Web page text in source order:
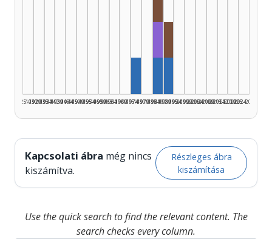
1925–1929
1930–1934
1935–1939
1940–1944
1945–1949
1950–1954
1955–1959
1960–1964
1965–1969
1970–1974
1975–1979
1980–1984
1985–1989
1990–1994
1995–1999
2000–2004
2005–2009
2010–2014
2015–2019
2020–2024
2025–2026
Kapcsolati ábra még nincs
kiszámítva.
Részleges ábra
kiszámítása
Use the quick search to find the relevant content. The
search checks every column.